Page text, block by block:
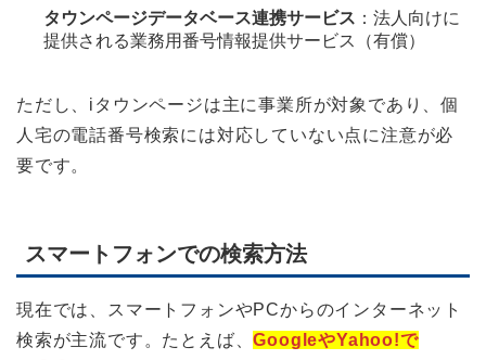
タウンページデータベース連携サービス ：法人向けに
提供される業務用番号情報提供サービス（有償）
ただし、iタウンページは主に事業所が対象であり、個
人宅の電話番号検索には対応していない点に注意が必
要です。
スマートフォンでの検索方法
現在では、スマートフォンやPCからのインターネット
検索が主流です。たとえば、GoogleやYahoo!で